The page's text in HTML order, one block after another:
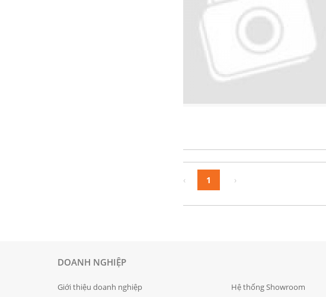
Trang
‹ 1 ›
DOANH NGHIỆP
Giới thiệu doanh nghiệp Hệ thống Showroom